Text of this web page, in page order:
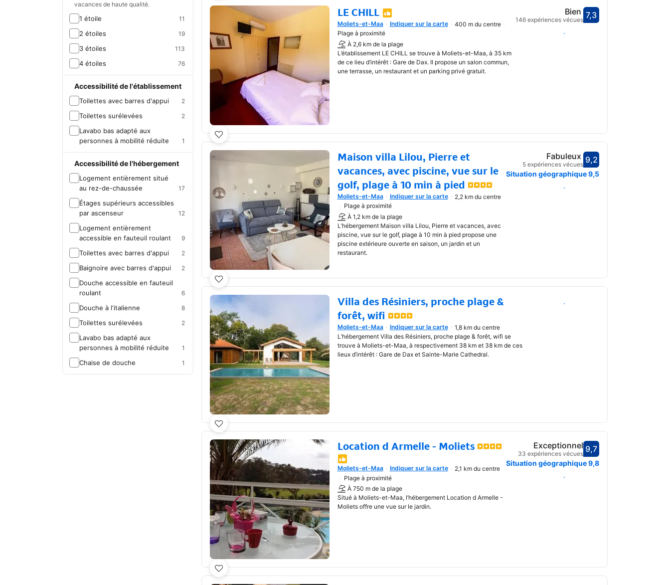
vacances de haute qualité.
1 étoile 11
2 étoiles 19
3 étoiles 113
4 étoiles 76
Accessibilité de l'établissement
Toilettes avec barres d'appui 2
Toilettes surélevées 2
Lavabo bas adapté aux
personnes à mobilité réduite
1
Accessibilité de l'hébergement
Logement entièrement situé
au rez-de-chaussée
17
Étages supérieurs accessibles
par ascenseur
12
Logement entièrement
accessible en fauteuil roulant
9
Toilettes avec barres d'appui 2
Baignoire avec barres d'appui 2
Douche accessible en fauteuil
roulant
6
Douche à l'italienne 8
Toilettes surélevées 2
Lavabo bas adapté aux
personnes à mobilité réduite
1
Chaise de douche 1
LE CHILL
Une nouvelle fenêtre va s'ouvrir
Moliets-et-Maa Indiquer sur la carte
400 m du centre
Plage à proximité
À 2,6 km de la plage
L’établissement LE CHILL se trouve à Moliets-et-Maa, à 35 km
de ce lieu d’intérêt : Gare de Dax. Il propose un salon commun,
une terrasse, un restaurant et un parking privé gratuit.
Avec une note de 7,3
7,3
Bien
146 expériences vécues
Choisir des dates
Maison villa Lilou, Pierre et
vacances, avec piscine, vue sur le
golf, plage à 10 min à pied
Une nouvelle fenêtre va s'ouvrir
Moliets-et-Maa Indiquer sur la carte
2,2 km du centre
Plage à proximité
À 1,2 km de la plage
L’hébergement Maison villa Lilou, Pierre et vacances, avec
piscine, vue sur le golf, plage à 10 min à pied propose une
piscine extérieure ouverte en saison, un jardin et un
restaurant.
Avec une note de 9,2
9,2
Fabuleux
5 expériences vécues
Situation géographique9,5
Choisir des dates
Villa des Résiniers, proche plage &
forêt, wifi
Une nouvelle fenêtre va s'ouvrir
Moliets-et-Maa Indiquer sur la carte
1,8 km du centre
L’hébergement Villa des Résiniers, proche plage & forêt, wifi se
trouve à Moliets-et-Maa, à respectivement 38 km et 38 km de ces
lieux d’intérêt : Gare de Dax et Sainte-Marie Cathedral.
Choisir des dates
Location d Armelle - Moliets
Une nouvelle fenêtre va s'ouvrir
Moliets-et-Maa Indiquer sur la carte
2,1 km du centre
Plage à proximité
À 750 m de la plage
Situé à Moliets-et-Maa, l’hébergement Location d Armelle -
Moliets offre une vue sur le jardin.
Avec une note de 9,7
9,7
Exceptionnel
33 expériences vécues
Situation géographique9,8
Choisir des dates